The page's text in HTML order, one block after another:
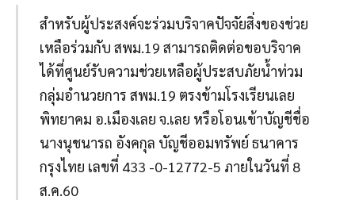
สำหรับผู้ประสงค์จะร่วมบริจาคปัจจัยสิ่งของช่วย
เหลือร่วมกับ สพม.19 สามารถติดต่อขอบริจาค
ได้ที่ศูนย์รับความช่วยเหลือผู้ประสบภัยน้ำท่วม
กลุ่มอำนวยการ สพม.19 ตรงข้ามโรงเรียนเลย
พิทยาคม อ.เมืองเลย จ.เลย หรือโอนเข้าบัญชีชื่อ
นางนุชนารถ อังคกุล บัญชีออมทรัพย์ ธนาคาร
กรุงไทย เลขที่ 433 -0-12772-5 ภายในวันที่ 8
ส.ค.60